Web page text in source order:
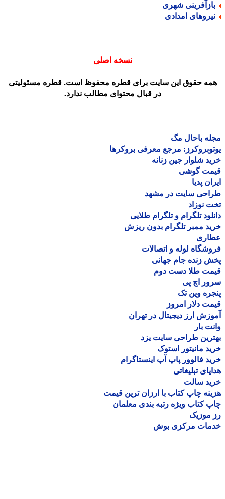
شهری
امدادی
نسخه اصلی
حقوق این سایت برای قطره محفوظ است. قطره مسئولیتی
در قبال محتوای مطالب ندارد.
باحال مگ
مرجع معرفی بروکرها
شلوار جین زنانه
گوشی
پدیا
سایت در مشهد
نوزاد
تلگرام و تلگرام طلایی
ممبر تلگرام بدون ریزش
لوله و اتصالات
زنده جام جهانی
طلا دست دوم
اچ پی
وین تک
دلار امروز
ارز دیجیتال در تهران
بار
طراحی سایت یزد
مانیتور استوک
فالوور پاپ آپ اینستاگرام
تبلیغاتی
سالت
چاپ کتاب با ارزان ترین قیمت
کتاب ویژه رتبه بندی معلمان
موزیک
مرکزی بوش